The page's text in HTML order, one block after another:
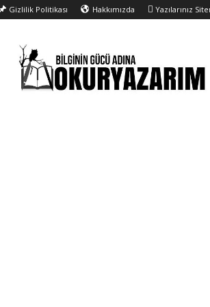
Gizlilik Politikası Hakkımızda Yazılarınız
Yazarım